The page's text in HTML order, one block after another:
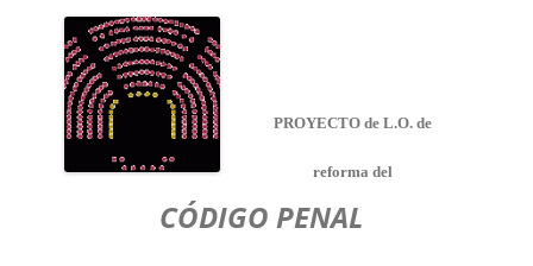
PROYECTO de L.O. de
reforma del
CÓDIGO PENAL